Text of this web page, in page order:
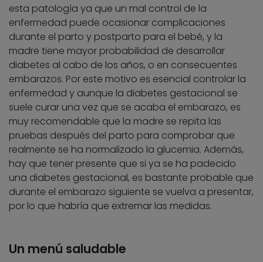
esta patología ya que un mal control de la
enfermedad puede ocasionar complicaciones
durante el parto y postparto para el bebé, y la
madre tiene mayor probabilidad de desarrollar
diabetes al cabo de los años, o en consecuentes
embarazos. Por este motivo es esencial controlar la
enfermedad y aunque la diabetes gestacional se
suele curar una vez que se acaba el embarazo, es
muy recomendable que la madre se repita las
pruebas después del parto para comprobar que
realmente se ha normalizado la glucemia. Además,
hay que tener presente que si ya se ha padecido
una diabetes gestacional, es bastante probable que
durante el embarazo siguiente se vuelva a presentar,
por lo que habría que extremar las medidas.
Un menú saludable